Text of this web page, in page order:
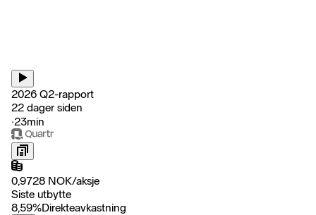
2026 Q2-rapport
22 dager siden
‧23min
0,9728 NOK/aksje
Siste utbytte
8,59%Direkteavkastning